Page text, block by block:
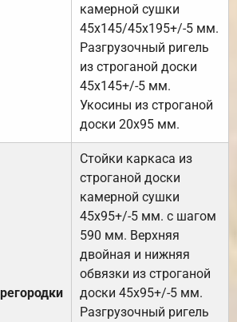
камерной сушки
45х145/45х195+/-5 мм.
Разгрузочный ригель
из строганой доски
45х145+/-5 мм.
Укосины из строганой
доски 20х95 мм.
Стойки каркаса из
строганой доски
камерной сушки
45х95+/-5 мм. с шагом
590 мм. Верхняя
двойная и нижняя
обвязки из строганой
доски 45х95+/-5 мм.
Разгрузочный ригель